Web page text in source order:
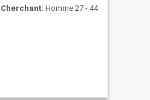
Cherchant: Homme 27 - 44